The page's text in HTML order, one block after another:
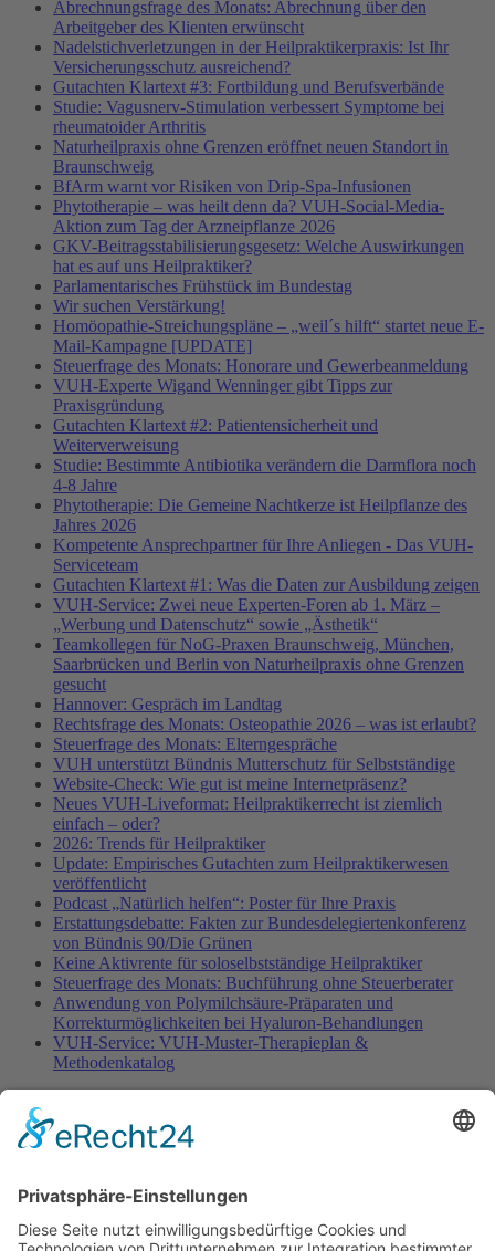
Abrechnungsfrage des Monats: Abrechnung über den
Arbeitgeber des Klienten erwünscht
Nadelstichverletzungen in der Heilpraktikerpraxis: Ist Ihr
Versicherungsschutz ausreichend?
Gutachten Klartext #3: Fortbildung und Berufsverbände
Studie: Vagusnerv-Stimulation verbessert Symptome bei
rheumatoider Arthritis
Naturheilpraxis ohne Grenzen eröffnet neuen Standort in
Braunschweig
BfArm warnt vor Risiken von Drip-Spa-Infusionen
Phytotherapie – was heilt denn da? VUH-Social-Media-
Aktion zum Tag der Arzneipflanze 2026
GKV-Beitragsstabilisierungsgesetz: Welche Auswirkungen
hat es auf uns Heilpraktiker?
Parlamentarisches Frühstück im Bundestag
Wir suchen Verstärkung!
Homöopathie-Streichungspläne – „weil´s hilft“ startet neue E-
Mail-Kampagne [UPDATE]
Steuerfrage des Monats: Honorare und Gewerbeanmeldung
VUH-Experte Wigand Wenninger gibt Tipps zur
Praxisgründung
Gutachten Klartext #2: Patientensicherheit und
Weiterverweisung
Studie: Bestimmte Antibiotika verändern die Darmflora noch
4-8 Jahre
Phytotherapie: Die Gemeine Nachtkerze ist Heilpflanze des
Jahres 2026
Kompetente Ansprechpartner für Ihre Anliegen - Das VUH-
Serviceteam
Gutachten Klartext #1: Was die Daten zur Ausbildung zeigen
VUH-Service: Zwei neue Experten-Foren ab 1. März –
„Werbung und Datenschutz“ sowie „Ästhetik“
Teamkollegen für NoG-Praxen Braunschweig, München,
Saarbrücken und Berlin von Naturheilpraxis ohne Grenzen
gesucht
Hannover: Gespräch im Landtag
Rechtsfrage des Monats: Osteopathie 2026 – was ist erlaubt?
Steuerfrage des Monats: Elterngespräche
VUH unterstützt Bündnis Mutterschutz für Selbstständige
Website-Check: Wie gut ist meine Internetpräsenz?
Neues VUH-Liveformat: Heilpraktikerrecht ist ziemlich
einfach – oder?
2026: Trends für Heilpraktiker
Update: Empirisches Gutachten zum Heilpraktikerwesen
veröffentlicht
Podcast „Natürlich helfen“: Poster für Ihre Praxis
Erstattungsdebatte: Fakten zur Bundesdelegiertenkonferenz
von Bündnis 90/Die Grünen
Keine Aktivrente für soloselbstständige Heilpraktiker
Steuerfrage des Monats: Buchführung ohne Steuerberater
Anwendung von Polymilchsäure-Präparaten und
Korrekturmöglichkeiten bei Hyaluron-Behandlungen
VUH-Service: VUH-Muster-Therapieplan &
Methodenkatalog
Fachinformationen
Erstattungsfähige rezeptfreie Medikamente
Studie: Reduziert das Darmbakterium Bacteroides vulgatus
Heißhunger auf Süßes?